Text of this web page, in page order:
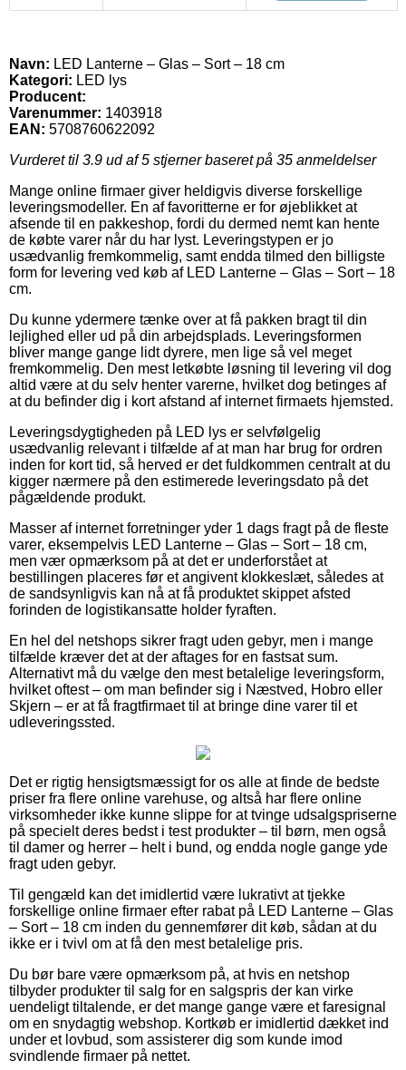
Navn: LED Lanterne – Glas – Sort – 18 cm
Kategori: LED lys
Producent:
Varenummer: 1403918
EAN: 5708760622092
Vurderet til 3.9 ud af 5 stjerner baseret på 35 anmeldelser
Mange online firmaer giver heldigvis diverse forskellige
leveringsmodeller. En af favoritterne er for øjeblikket at
afsende til en pakkeshop, fordi du dermed nemt kan hente
de købte varer når du har lyst. Leveringstypen er jo
usædvanlig fremkommelig, samt endda tilmed den billigste
form for levering ved køb af LED Lanterne – Glas – Sort – 18
cm.
Du kunne ydermere tænke over at få pakken bragt til din
lejlighed eller ud på din arbejdsplads. Leveringsformen
bliver mange gange lidt dyrere, men lige så vel meget
fremkommelig. Den mest letkøbte løsning til levering vil dog
altid være at du selv henter varerne, hvilket dog betinges af
at du befinder dig i kort afstand af internet firmaets hjemsted.
Leveringsdygtigheden på LED lys er selvfølgelig
usædvanlig relevant i tilfælde af at man har brug for ordren
inden for kort tid, så herved er det fuldkommen centralt at du
kigger nærmere på den estimerede leveringsdato på det
pågældende produkt.
Masser af internet forretninger yder 1 dags fragt på de fleste
varer, eksempelvis LED Lanterne – Glas – Sort – 18 cm,
men vær opmærksom på at det er underforstået at
bestillingen placeres før et angivent klokkeslæt, således at
de sandsynligvis kan nå at få produktet skippet afsted
forinden de logistikansatte holder fyraften.
En hel del netshops sikrer fragt uden gebyr, men i mange
tilfælde kræver det at der aftages for en fastsat sum.
Alternativt må du vælge den mest betalelige leveringsform,
hvilket oftest – om man befinder sig i Næstved, Hobro eller
Skjern – er at få fragtfirmaet til at bringe dine varer til et
udleveringssted.
Det er rigtig hensigtsmæssigt for os alle at finde de bedste
priser fra flere online varehuse, og altså har flere online
virksomheder ikke kunne slippe for at tvinge udsalgspriserne
på specielt deres bedst i test produkter – til børn, men også
til damer og herrer – helt i bund, og endda nogle gange yde
fragt uden gebyr.
Til gengæld kan det imidlertid være lukrativt at tjekke
forskellige online firmaer efter rabat på LED Lanterne – Glas
– Sort – 18 cm inden du gennemfører dit køb, sådan at du
ikke er i tvivl om at få den mest betalelige pris.
Du bør bare være opmærksom på, at hvis en netshop
tilbyder produkter til salg for en salgspris der kan virke
uendeligt tiltalende, er det mange gange være et faresignal
om en snydagtig webshop. Kortkøb er imidlertid dækket ind
under et lovbud, som assisterer dig som kunde imod
svindlende firmaer på nettet.